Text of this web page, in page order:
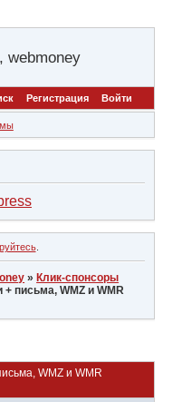
webmoney
Регистрация Войти
.
» Клик-спонсоры
письма, WMZ и WMR
WMZ и WMR